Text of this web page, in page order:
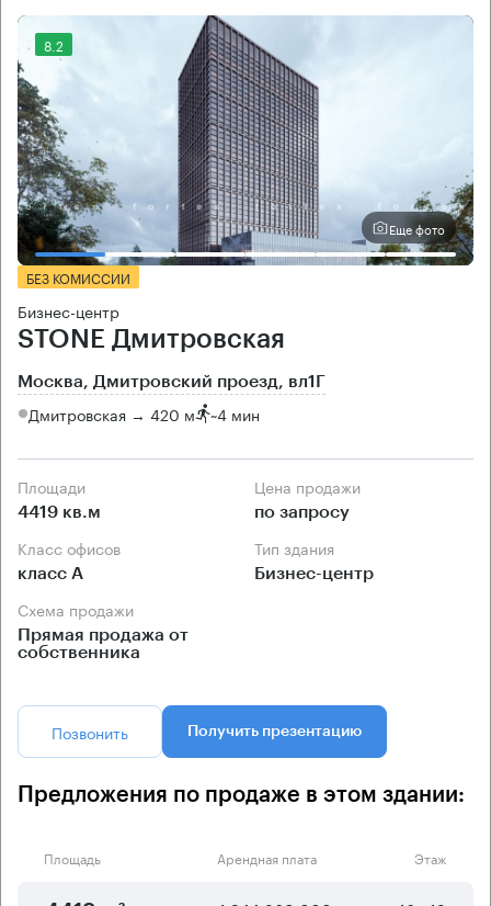
8.2
Еще фото
БЕЗ КОМИССИИ
Бизнес-центр
STONE Дмитровская
Москва, Дмитровский проезд, вл1Г
Дмитровская → 420 м ~4 мин
Площади
4419 кв.м
Цена продажи
по запросу
Класс офисов
класс А
Тип здания
Бизнес-центр
Схема продажи
Прямая продажа от
собственника
Позвонить Получить презентацию
Предложения по продаже в этом здании:
Площадь Арендная плата Этаж